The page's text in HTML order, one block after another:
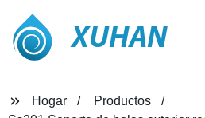
XUHAN
Hogar
Productos